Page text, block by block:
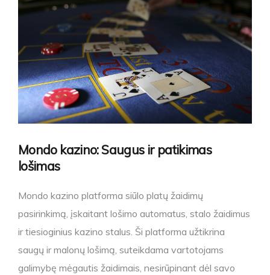
Mondo kazino: Saugus ir patikimas
lošimas
Mondo kazino platforma siūlo platų žaidimų
pasirinkimą, įskaitant lošimo automatus, stalo žaidimus
ir tiesioginius kazino stalus. Ši platforma užtikrina
saugų ir malonų lošimą, suteikdama vartotojams
galimybę mėgautis žaidimais, nesirūpinant dėl savo